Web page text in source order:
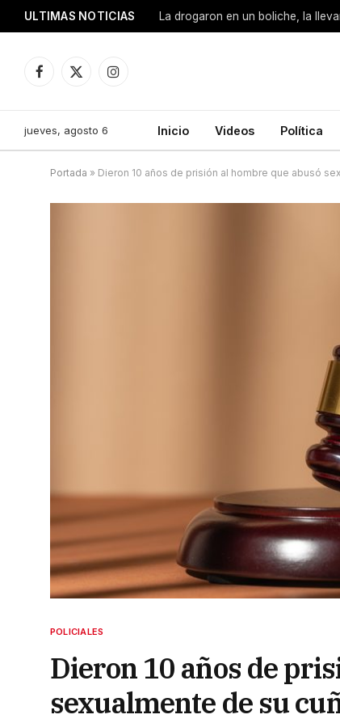
ULTIMAS NOTICIAS
Facebook
X
Instagram
jueves, agosto 6 Inicio Videos Política
Portada » Dieron 10 años de prisión al hombre que abusó
POLICIALES
Dieron 10 años de
sexualmente de su